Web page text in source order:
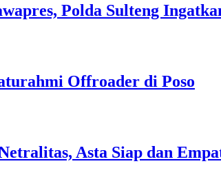
Polda Sulteng
Offroader di Poso
Asta Siap dan